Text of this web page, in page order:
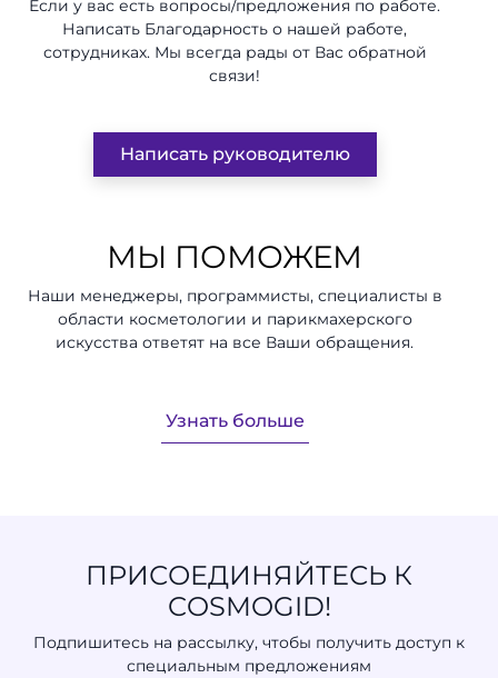
Если у вас есть вопросы/предложения по работе.
Написать Благодарность о нашей работе,
сотрудниках. Мы всегда рады от Вас обратной
связи!
Написать руководителю
МЫ ПОМОЖЕМ
Наши менеджеры, программисты, специалисты в
области косметологии и парикмахерского
искусства ответят на все Ваши обращения.
Узнать больше
ПРИСОЕДИНЯЙТЕСЬ К
COSMOGID!
Подпишитесь на рассылку, чтобы получить доступ к
специальным предложениям